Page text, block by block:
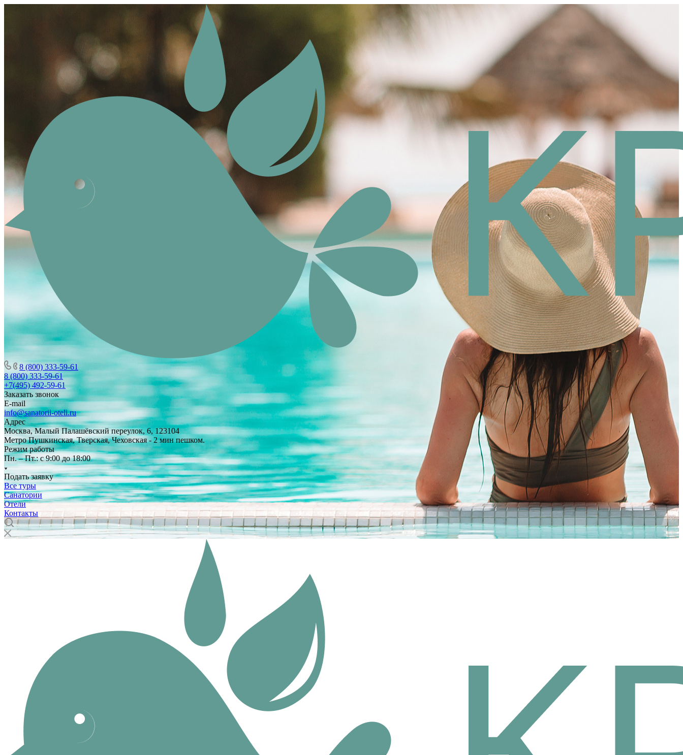
8 (800) 333-59-61
8 (800) 333-59-61
+7(495) 492-59-61
Заказать звонок
E-mail
info@sanatorii-oteli.ru
Адрес
Москва, Малый Палашёвский переулок, 6, 123104
Метро Пушкинская, Тверская, Чеховская - 2 мин пешком.
Режим работы
Пн. – Пт.: с 9:00 до 18:00
Подать заявку
Все туры
Санатории
Отели
Контакты